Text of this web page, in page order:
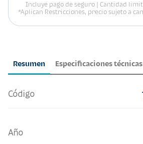
Resumen Especificaciones técnicas
Código
Año
Incluye pago de seguro | Cantidad
*Aplican Restricciones, precio sujeto a